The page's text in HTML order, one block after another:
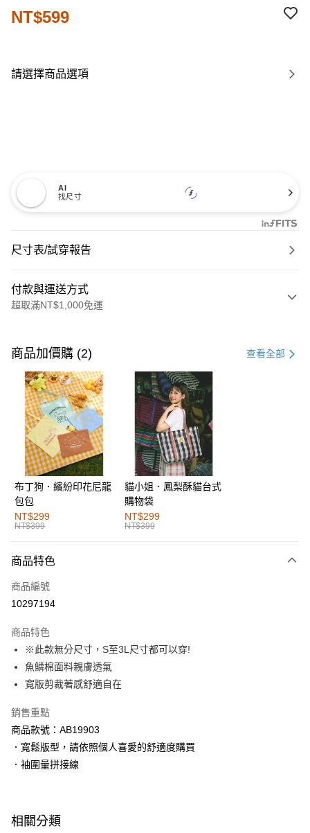
NT$599
請選擇商品選項
AI
找尺寸
尺寸表/試穿報告
付款與運送方式
超取滿NT$1,000免運
信用卡一次付款
購物金
超商取貨付款
LINE Pay
街口支付
運送方式
全家取貨付款
每筆NT$60，滿NT$1,000(含以上)免運費
付款後全家取貨
萊爾富取貨付款
付款後萊爾富取貨
每筆NT$60，滿NT$1,000(含以上)免運費
7-11取貨付款
每筆NT$60，滿NT$1,000(含以上)免運費
付款後7-11取貨
每筆NT$60，滿NT$1,000(含以上)免運費
付款後門市自取
商品加價購 (2) 查看全部
布丁狗．繽紛印花尼龍
包包
NT$299
NT$399
貓小姐．鳳梨酥貓台式
購物袋
NT$299
NT$399
商品特色
商品編號
10297194
商品特色
※此款無分尺寸，S至3L尺寸都可以穿!
魚鱗棉面料親膚透氣
寬版剪裁著感舒適自在
銷售重點
商品款號：AB19903
．寬鬆版型，請依照個人喜愛的舒適度購買
．袖圍量拼接線
相關分類